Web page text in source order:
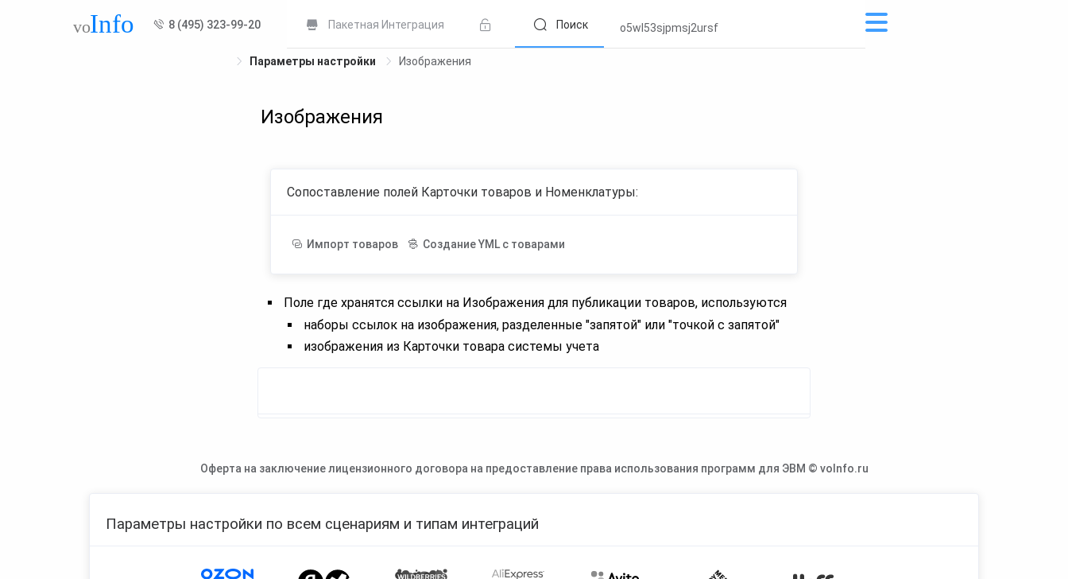
8 (495) 323-99-20 Пакетная Интеграция Поиск o5wl53sjpmsj2ursf
Параметры настройки Изображения
Изображения
Сопоставление полей Карточки товаров и Номенклатуры:
Импорт товаров Создание YML с товарами
Поле где хранятся ссылки на Изображения для публикации товаров, используются
наборы ссылок на изображения, разделенные "запятой" или "точкой с запятой"
изображения из Карточки товара системы учета
Оферта на заключение лицензионного договора на предоставление права использования программ для ЭВМ © voInfo.ru
Параметры настройки по всем сценариям и типам интеграций